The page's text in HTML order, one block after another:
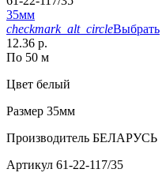
35мм
checkmark_alt_circleВыбрать
12.36 р.
По 50 м
Цвет белый
Размер 35мм
Производитель БЕЛАРУСЬ
Артикул 61-22-117/35